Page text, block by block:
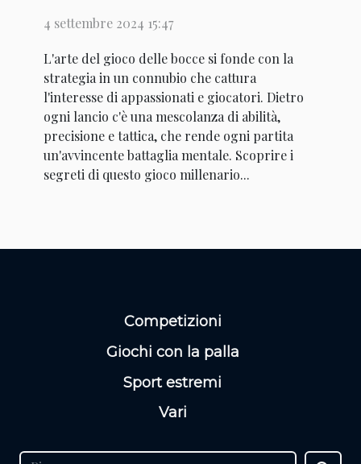
4 settembre 2024 15:47
L'arte del gioco delle bocce si fonde con la
strategia in un connubio che cattura
l'interesse di appassionati e giocatori. Dietro
ogni lancio c'è una mescolanza di abilità,
precisione e tattica, che rende ogni partita
un'avvincente battaglia mentale. Scoprire i
segreti di questo gioco millenario...
Competizioni
Giochi con la palla
Sport estremi
Vari